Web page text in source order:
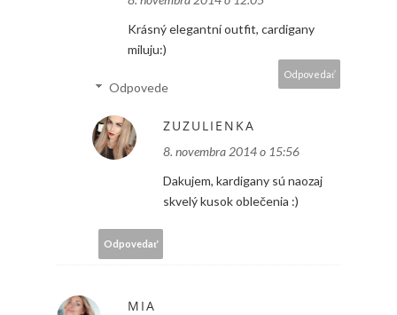
Krásný elegantní outfit, cardigany
miluju:)
Odpovedať
Odpovede
ZUZULIENKA
8. novembra 2014 o 15:56
Dakujem, kardigany sú naozaj
skvelý kusok oblečenia :)
Odpovedať
MIA